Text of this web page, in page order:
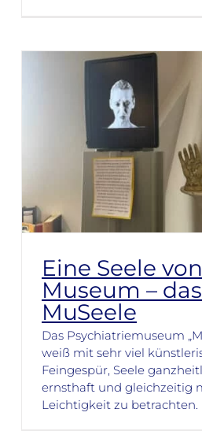
Eine Seele von
Museum – das
MuSeele
Das Psychiatriemuseum
weiß mit sehr viel
Feingespür, Seele
ernsthaft und gleichzeitig
Leichtigkeit zu betrachten.